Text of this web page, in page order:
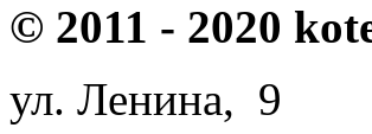
© 2011 - 2020
ул. Ленина, 9